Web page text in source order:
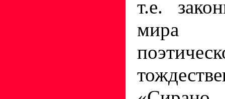
т.е.
мира